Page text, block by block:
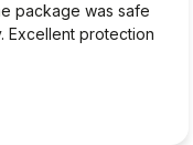
package was safe
Excellent protection